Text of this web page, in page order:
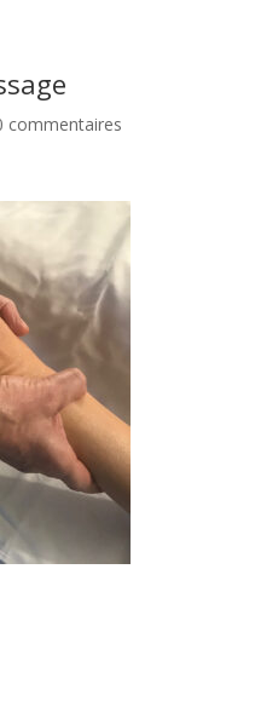
commentaires